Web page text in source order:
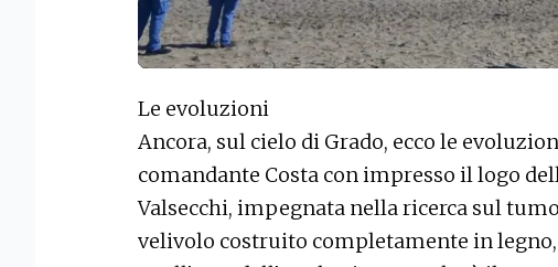
Le evoluzioni
Ancora, sul cielo di Grado, ecco le
comandante Costa con impresso il logo
Valsecchi, impegnata nella ricerca sul
velivolo costruito completamente in